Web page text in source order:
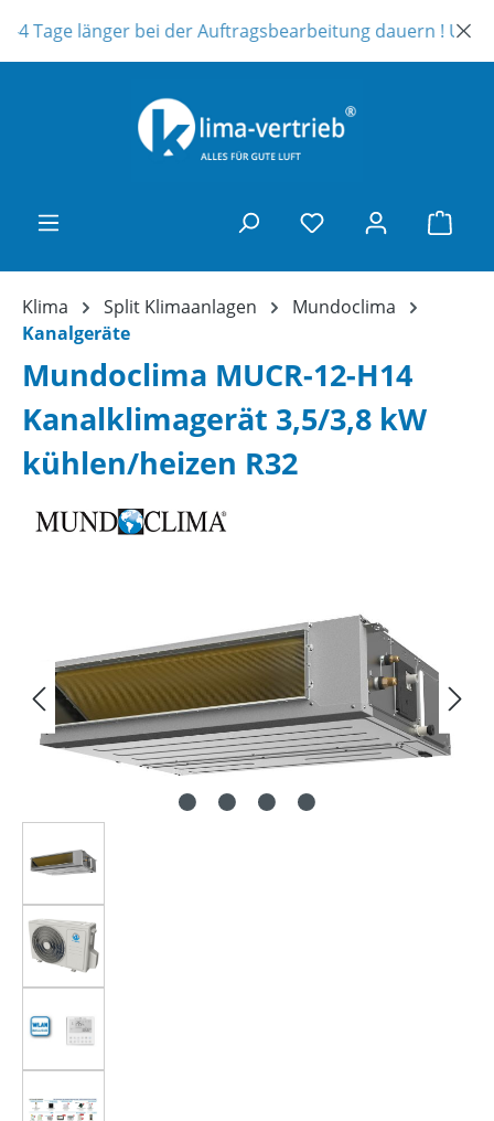
Zum Hauptinhalt springen
Tage länger bei der Auftragsbearbeitung dauern !
Klima Split Klimaanlagen
Mundoclima
Kanalgeräte
Mundoclima MUCR-12-H14
Kanalklimagerät 3,5/3,8 kW
kühlen/heizen R32